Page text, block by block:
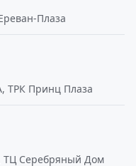
Плаза
ТРК Принц Плаза
ТЦ Серебряный Дом